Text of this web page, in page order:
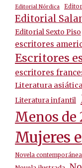
Editorial Nórdica
Editorial
Editorial Sexto Piso
escritores
Escritores
escritores
Literatura
Literatura infantil
Menos de
Mujeres
Novela contemporánea